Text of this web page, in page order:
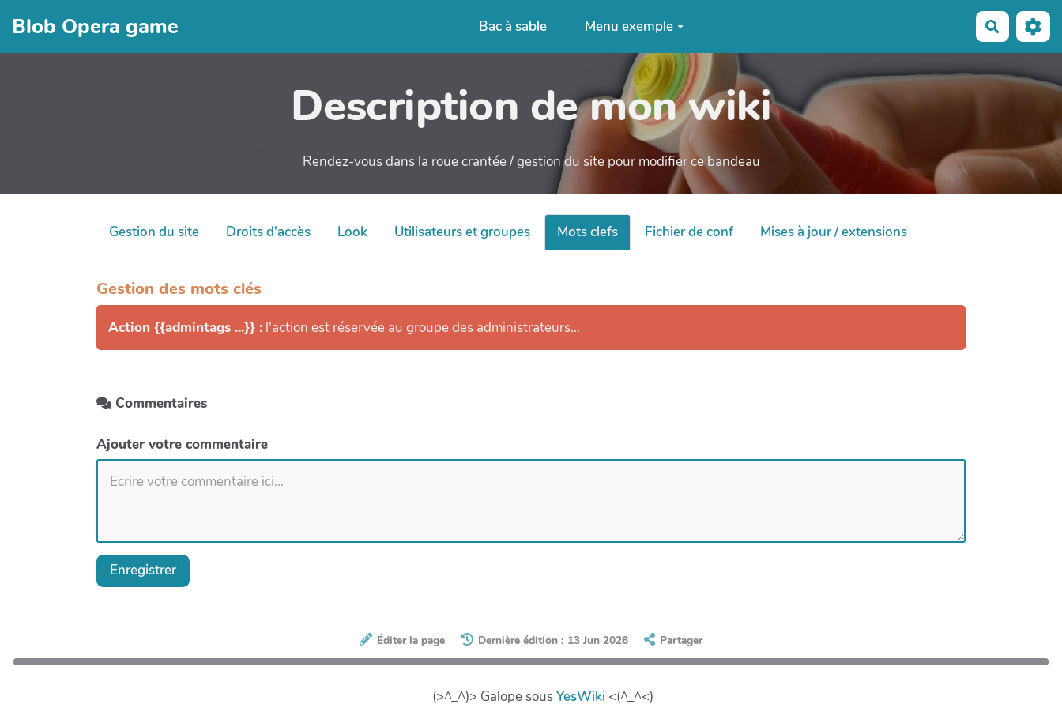
Blob Opera game Bac à sable Menu exemple
Description de mon wiki
Rendez-vous dans la roue crantée / gestion du site pour modifier ce bandeau
Gestion du site Droits d'accès Look Utilisateurs et groupes Mots clefs Fichier de conf Mises à jour / extensions
Gestion des mots clés
Action {{admintags ...}} : l'action est réservée au groupe des administrateurs...
Commentaires
Ajouter votre commentaire
Enregistrer
Éditer la page Dernière édition : 13 Jun 2026 Partager
(>^_^)> Galope sousYesWiki <(^_^<)